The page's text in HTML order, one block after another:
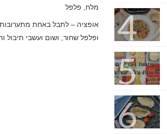
מלח, פלפל
אופציה – לתבל באחת
ופלפל שחור, ושום ועשבי תיבול